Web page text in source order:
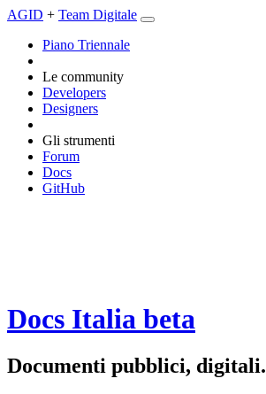
AGID + Team Digitale
Piano Triennale
Le community
Developers
Designers
Gli strumenti
Forum
Docs
GitHub
Docs Italia beta
Documenti pubblici, digitali.